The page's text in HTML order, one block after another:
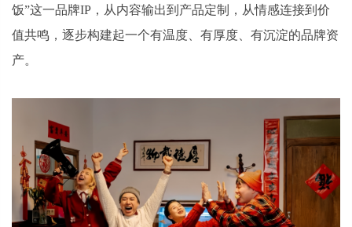
饭”这一品牌IP，从内容输出到产品定制，从情感连接到价
值共鸣，逐步构建起一个有温度、有厚度、有沉淀的品牌资
产。